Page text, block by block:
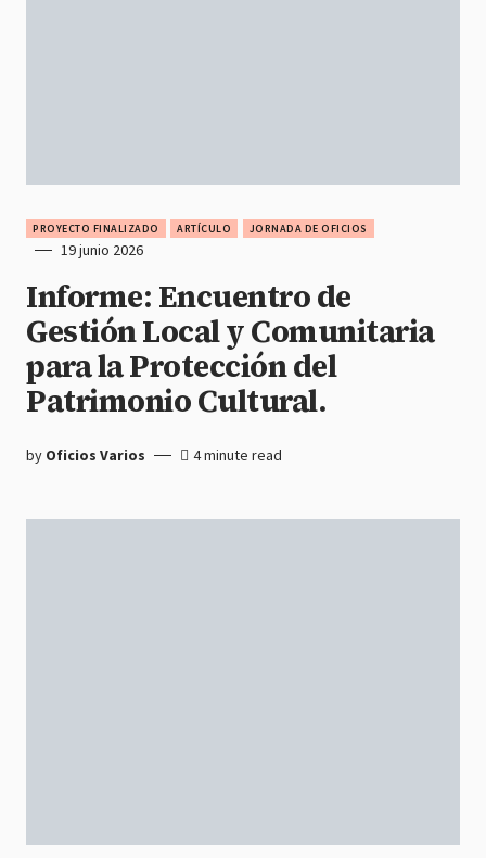
PROYECTO FINALIZADO ARTÍCULO JORNADA DE OFICIOS
19 junio 2026
Informe: Encuentro de
Gestión Local y Comunitaria
para la Protección del
Patrimonio Cultural.
by Oficios Varios 4 minute read